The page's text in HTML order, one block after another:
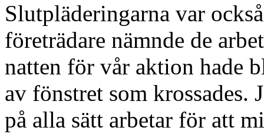
Slutpläderingarna var
företrädare nämnde de
natten för vår aktion hade
av fönstret som
på alla sätt arbetar för att